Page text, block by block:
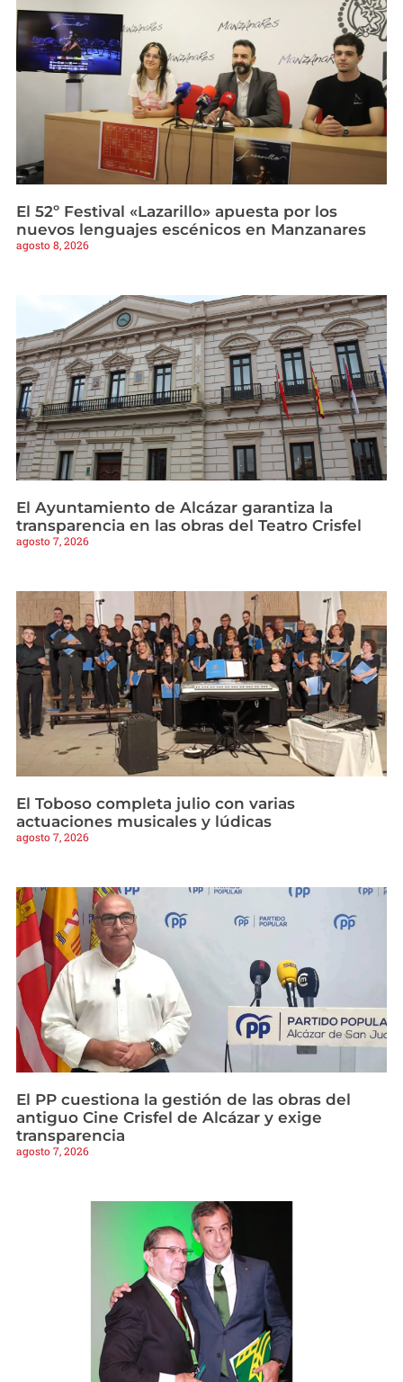
El 52º Festival «Lazarillo» apuesta por los
nuevos lenguajes escénicos en Manzanares
agosto 8, 2026
El Ayuntamiento de Alcázar garantiza la
transparencia en las obras del Teatro Crisfel
agosto 7, 2026
El Toboso completa julio con varias
actuaciones musicales y lúdicas
agosto 7, 2026
El PP cuestiona la gestión de las obras del
antiguo Cine Crisfel de Alcázar y exige
transparencia
agosto 7, 2026